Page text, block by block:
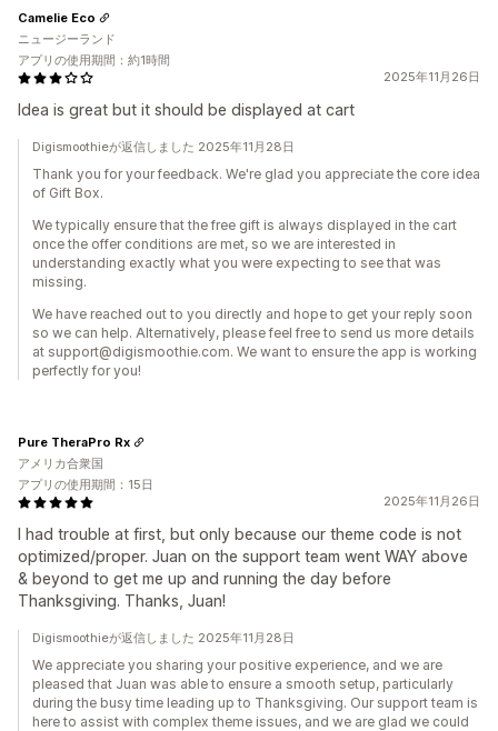
2025年11月26日
Idea is great but it should be displayed at cart
Camelie Eco
ニュージーランド
アプリの使用期間：約1時間
Digismoothieが返信しました 2025年11月28日
Thank you for your feedback. We're glad you appreciate the core idea
of Gift Box.
We typically ensure that the free gift is always displayed in the cart
once the offer conditions are met, so we are interested in
understanding exactly what you were expecting to see that was
missing.
We have reached out to you directly and hope to get your reply soon
so we can help. Alternatively, please feel free to send us more details
at support@digismoothie.com. We want to ensure the app is working
perfectly for you!
2025年11月26日
I had trouble at first, but only because our theme code is not
optimized/proper. Juan on the support team went WAY above
& beyond to get me up and running the day before
Thanksgiving. Thanks, Juan!
Pure TheraPro Rx
アメリカ合衆国
アプリの使用期間：15日
Digismoothieが返信しました 2025年11月28日
We appreciate you sharing your positive experience, and we are
pleased that Juan was able to ensure a smooth setup, particularly
during the busy time leading up to Thanksgiving. Our support team is
here to assist with complex theme issues, and we are glad we could